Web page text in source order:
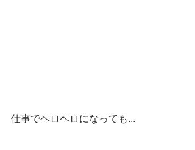
仕事でヘロヘロになっても...